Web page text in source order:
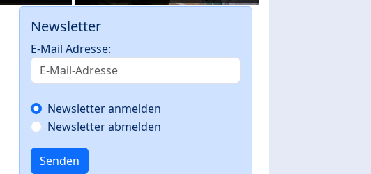
Newsletter
E-Mail Adresse:
Newsletter anmelden
Newsletter abmelden
Senden